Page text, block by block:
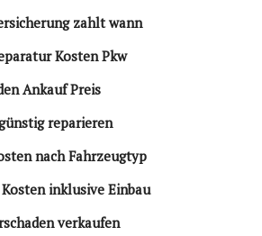
zahlt wann
Kosten Pkw
Ankauf Preis
reparieren
nach Fahrzeugtyp
inklusive Einbau
verkaufen